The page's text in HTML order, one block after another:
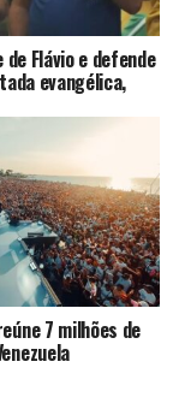
Flávio e defende
evangélica,
7 milhões de